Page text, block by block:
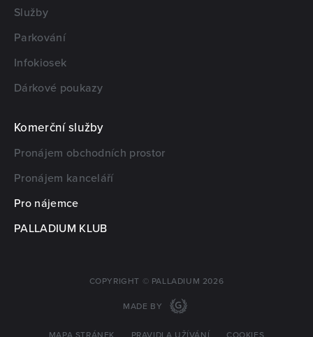
Služby
Parkování
Infokiosek
Dárkové poukazy
Komerční služby
Pronájem obchodních prostor
Pronájem kanceláří
Pro nájemce
PALLADIUM KLUB
COPYRIGHT © PALLADIUM 2026
MADE BY